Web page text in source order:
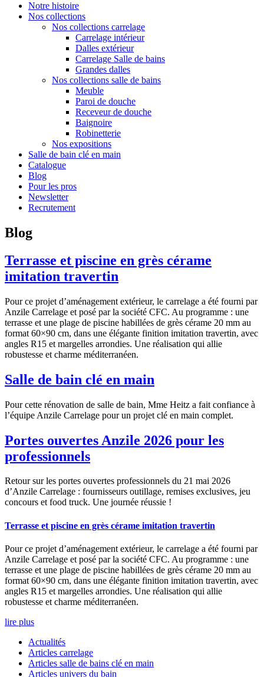
Notre histoire
Nos collections
Nos collections carrelage
Carrelage intérieur
Dalles extérieur
Carrelage Salle de bains
Grandes dalles
Nos collections salle de bains
Meuble
Paroi de douche
Receveur de douche
Baignoire
Robinetterie
Nos expositions
Salle de bain clé en main
Catalogue
Blog
Pour les pros
Newsletter
Recrutement
Blog
Terrasse et piscine en grès cérame
imitation travertin
Pour ce projet d’aménagement extérieur, le carrelage a été fourni par
Anzile Carrelage et posé par la société CFC. Au programme : une
terrasse et une plage de piscine habillées de grès cérame 20 mm au
format 60×90 cm, dans une élégante finition imitation travertin, avec
angles R15 et margelles arrondies. Une réalisation qui allie
robustesse et charme méditerranéen.
Salle de bain clé en main
Pour cette rénovation de salle de bain, Mme Heitz a fait confiance à
l’équipe Anzile Carrelage pour un projet clé en main complet.
Portes ouvertes Anzile 2026 pour les
professionnels
Retour sur les portes ouvertes professionnels du 21 mai 2026
d’Anzile Carrelage : fournisseurs outillage, remises exclusives, jeu
concours et food truck. Une journée réussie !
Terrasse et piscine en grès cérame imitation travertin
Pour ce projet d’aménagement extérieur, le carrelage a été fourni par
Anzile Carrelage et posé par la société CFC. Au programme : une
terrasse et une plage de piscine habillées de grès cérame 20 mm au
format 60×90 cm, dans une élégante finition imitation travertin, avec
angles R15 et margelles arrondies. Une réalisation qui allie
robustesse et charme méditerranéen.
lire plus
Actualités
Articles carrelage
Articles salle de bains clé en main
Articles univers du bain